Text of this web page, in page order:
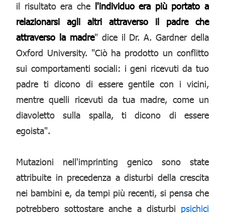
il risultato era che l'individuo era più portato a
relazionarsi agli altri attraverso il padre che
attraverso la madre" dice il Dr. A. Gardner della
Oxford University. "Ciò ha prodotto un conflitto
sui comportamenti sociali: i geni ricevuti da tuo
padre ti dicono di essere gentile con i vicini,
mentre quelli ricevuti da tua madre, come un
diavoletto sulla spalla, ti dicono di essere
egoista".
Mutazioni nell'imprinting genico sono state
attribuite in precedenza a disturbi della crescita
nei bambini e, da tempi più recenti, si pensa che
potrebbero sottostare anche a disturbi psichici